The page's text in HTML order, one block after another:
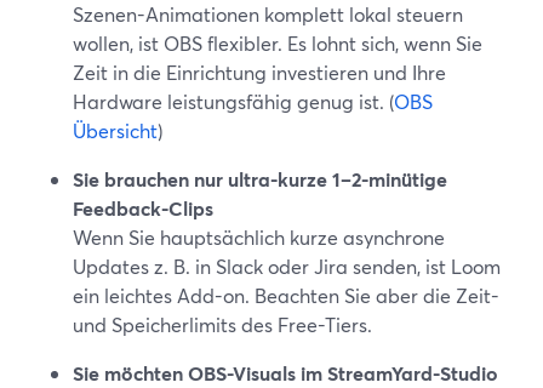
Szenen-Animationen komplett lokal steuern
wollen, ist OBS flexibler. Es lohnt sich, wenn Sie
Zeit in die Einrichtung investieren und Ihre
Hardware leistungsfähig genug ist. (OBS
Übersicht)
Sie brauchen nur ultra-kurze 1–2-minütige
Feedback-Clips
Wenn Sie hauptsächlich kurze asynchrone
Updates z. B. in Slack oder Jira senden, ist Loom
ein leichtes Add-on. Beachten Sie aber die Zeit-
und Speicherlimits des Free-Tiers.
Sie möchten OBS-Visuals im StreamYard-Studio